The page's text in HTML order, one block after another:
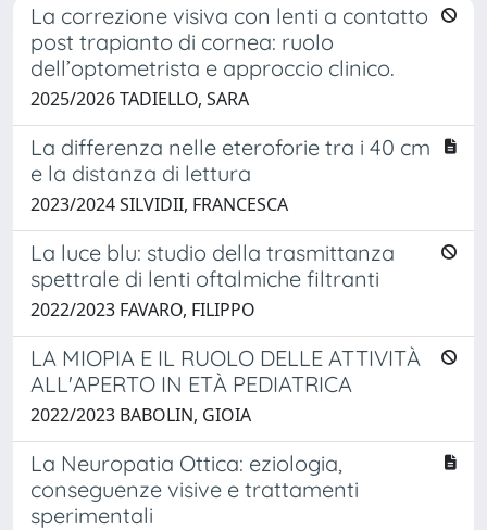
La correzione visiva con lenti a contatto
post trapianto di cornea: ruolo
dell’optometrista e approccio clinico.
2025/2026 TADIELLO, SARA
La differenza nelle eteroforie tra i 40 cm
e la distanza di lettura
2023/2024 SILVIDII, FRANCESCA
La luce blu: studio della trasmittanza
spettrale di lenti oftalmiche filtranti
2022/2023 FAVARO, FILIPPO
LA MIOPIA E IL RUOLO DELLE ATTIVITÀ
ALL'APERTO IN ETÀ PEDIATRICA
2022/2023 BABOLIN, GIOIA
La Neuropatia Ottica: eziologia,
conseguenze visive e trattamenti
sperimentali